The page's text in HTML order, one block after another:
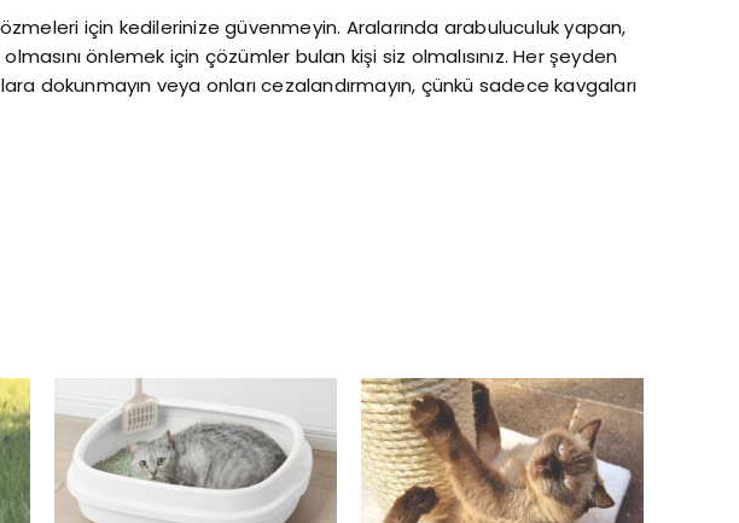
için kedilerinize güvenmeyin. Aralarında arabuluculuk yapan,
önlemek için çözümler bulan kişi siz olmalısınız. Her şeyden
dokunmayın veya onları cezalandırmayın, çünkü sadece kavgaları